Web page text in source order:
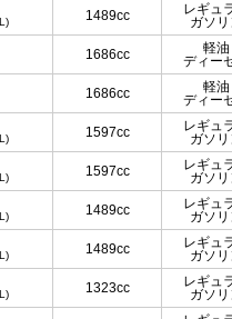
1489cc
レギュ
ガソリ
1686cc
軽油
ディー
1686cc
軽油
ディー
1597cc
レギュ
ガソリ
1597cc
レギュ
ガソリ
1489cc
レギュ
ガソリ
1489cc
レギュ
ガソリ
1323cc
レギュ
ガソリ